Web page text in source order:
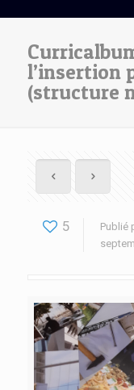
l’insertion
(structure
5 Publié